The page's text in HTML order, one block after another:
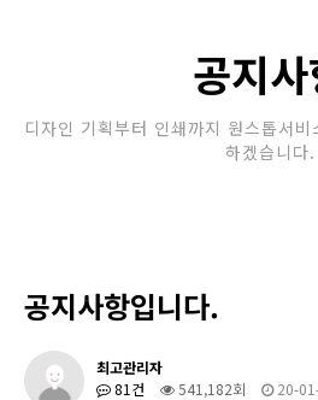
공지
디자인 기획부터 인쇄까지 원스톱서
하겠습니다.
공지사항입니다.
최고관리자
81건
541,182회 20-